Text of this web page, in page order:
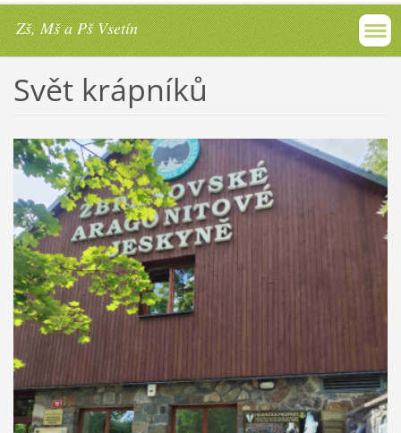
Zš, Mš a Pš Vsetín
Svět krápníků